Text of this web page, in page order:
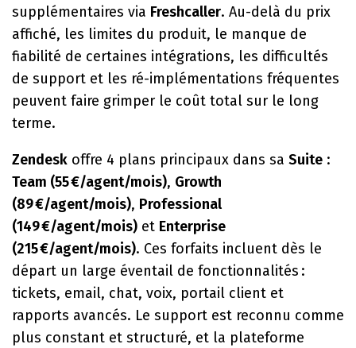
supplémentaires via Freshcaller. Au-delà du prix
affiché, les limites du produit, le manque de
fiabilité de certaines intégrations, les difficultés
de support et les ré-implémentations fréquentes
peuvent faire grimper le coût total sur le long
terme.
Zendesk offre 4 plans principaux dans sa Suite :
Team (55 €/agent/mois), Growth
(89 €/agent/mois), Professional
(149 €/agent/mois) et Enterprise
(215 €/agent/mois). Ces forfaits incluent dès le
départ un large éventail de fonctionnalités :
tickets, email, chat, voix, portail client et
rapports avancés. Le support est reconnu comme
plus constant et structuré, et la plateforme